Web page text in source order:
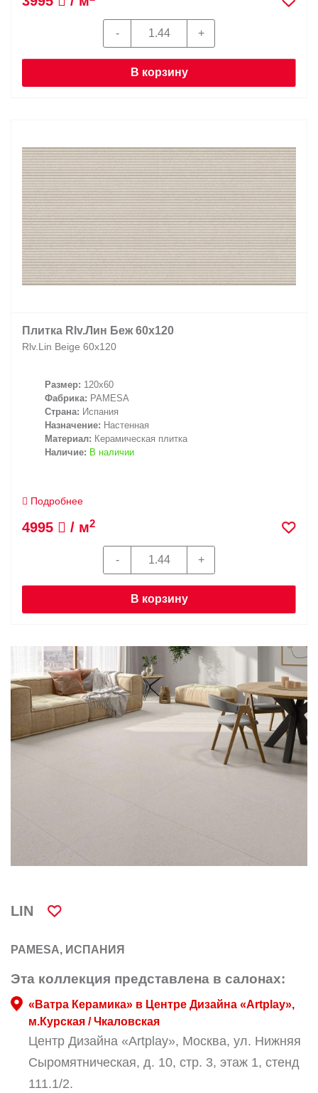
LIN
PAMESA, ИСПАНИЯ
Эта коллекция представлена в салонах:
«Ватра Керамика» в Центре Дизайна «Artplay»,
м.Курская / Чкаловская
Центр Дизайна «Artplay», Москва, ул. Нижняя
Сыромятническая, д. 10, стр. 3, этаж 1, стенд
111.1/2.
В корзину
Плитка Rlv.Лин Беж 60x120
Rlv.Lin Beige 60x120
Размер: 120x60
Фабрика: PAMESA
Страна: Испания
Назначение: Настенная
Материал: Керамическая плитка
Наличие: В наличии
Подробнее
4995 / м2
В корзину